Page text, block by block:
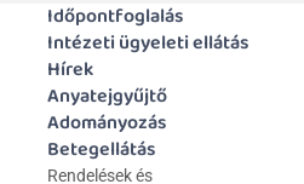
Időpontfoglalás
Intézeti ügyeleti ellátás
Hírek
Anyatejgyűjtő
Adományozás
Betegellátás
Rendelések és